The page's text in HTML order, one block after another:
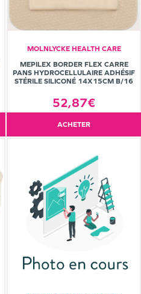
MOLNLYCKE HEALTH CARE
MEPILEX BORDER FLEX CARRE
PANS HYDROCELLULAIRE ADHÉSIF
STÉRILE SILICONÉ 14X15CM B/16
52,87€
ACHETER